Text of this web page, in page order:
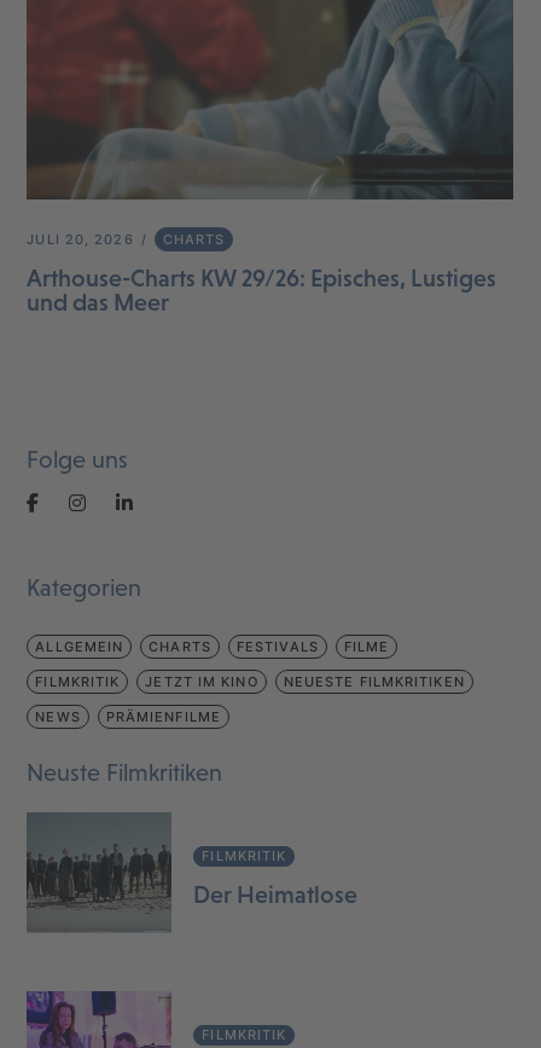
JULI 20, 2026 CHARTS
Arthouse-Charts KW 29/26: Episches, Lustiges
und das Meer
Folge uns
Kategorien
ALLGEMEIN CHARTS FESTIVALS FILME
FILMKRITIK JETZT IM KINO NEUESTE FILMKRITIKEN
NEWS PRÄMIENFILME
Neuste Filmkritiken
FILMKRITIK
Der Heimatlose
FILMKRITIK